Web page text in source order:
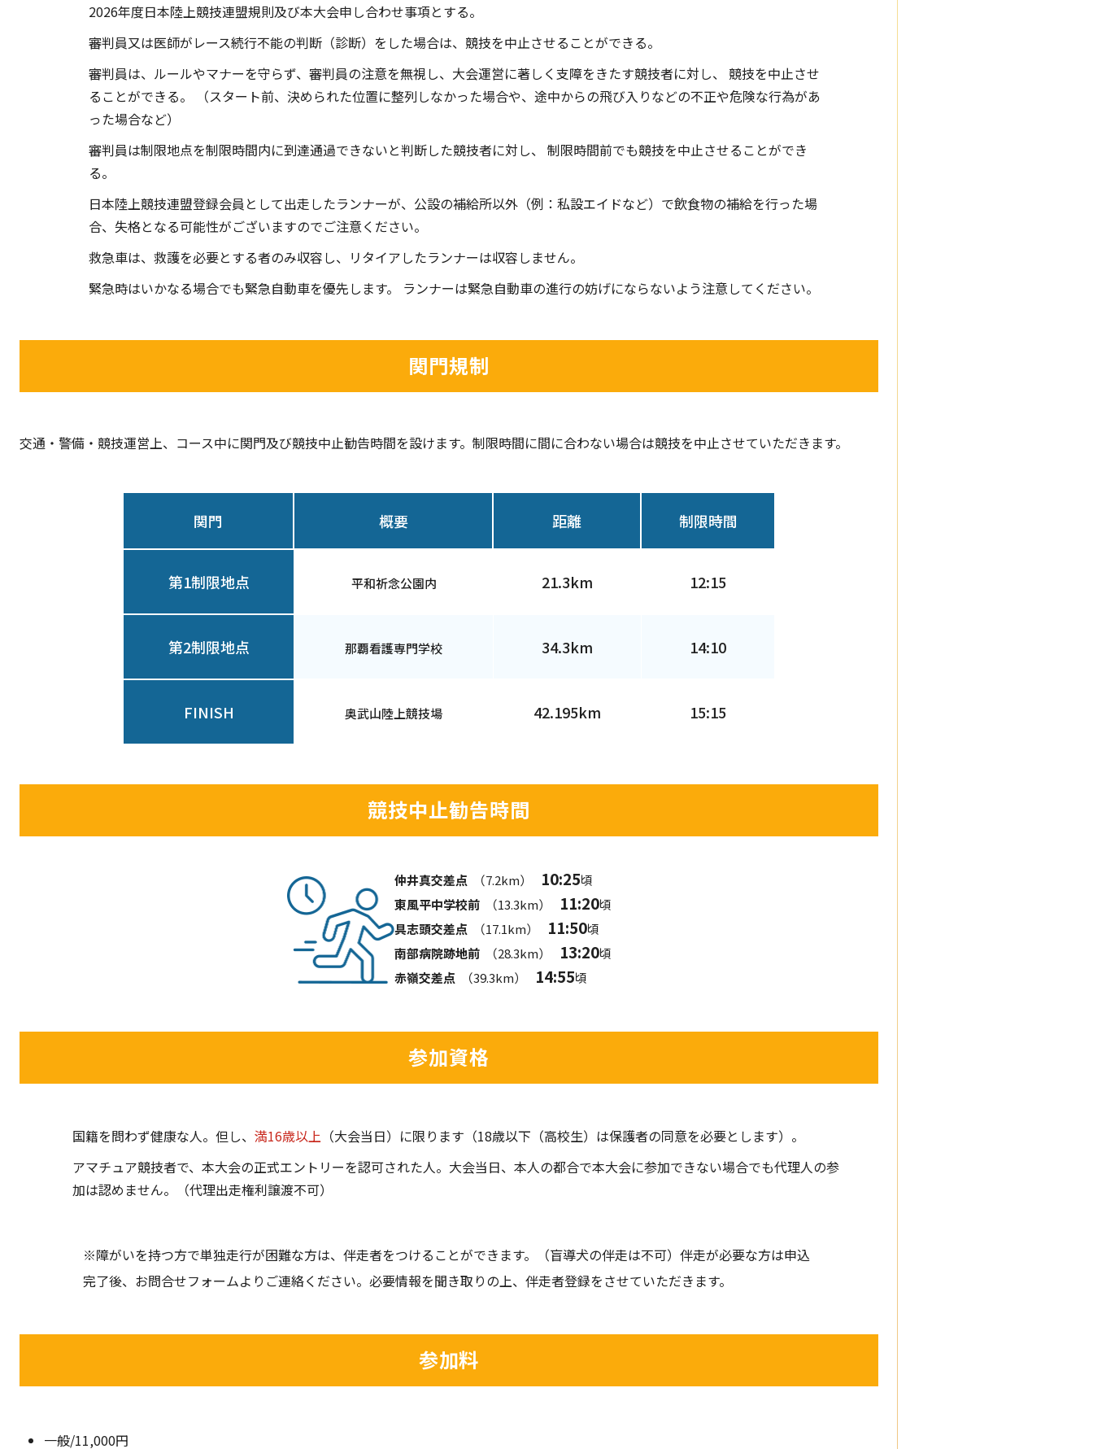
2026年度日本陸上競技連盟規則及び本大会申し合わせ事項とする。
審判員又は医師がレース続行不能の判断（診断）をした場合は、競技を中止させることができる。
審判員は、ルールやマナーを守らず、審判員の注意を無視し、大会運営に著しく支障をきたす競技者に対し、 競技を中止させ
ることができる。 （スタート前、決められた位置に整列しなかった場合や、途中からの飛び入りなどの不正や危険な行為があ
った場合など）
審判員は制限地点を制限時間内に到達通過できないと判断した競技者に対し、 制限時間前でも競技を中止させることができ
る。
日本陸上競技連盟登録会員として出走したランナーが、公設の補給所以外（例：私設エイドなど）で飲食物の補給を行った場
合、失格となる可能性がございますのでご注意ください。
救急車は、救護を必要とする者のみ収容し、リタイアしたランナーは収容しません。
緊急時はいかなる場合でも緊急自動車を優先します。 ランナーは緊急自動車の進行の妨げにならないよう注意してください。
関門規制
交通・警備・競技運営上、コース中に関門及び競技中止勧告時間を設けます。制限時間に間に合わない場合は競技を中止させていただきます。
関門 概要 距離 制限時間
第1制限地点 平和祈念公園内 21.3km 12:15
第2制限地点 那覇看護専門学校 34.3km 14:10
FINISH 奥武山陸上競技場 42.195km 15:15
競技中止勧告時間
仲井真交差点 （7.2km） 10:25頃
東風平中学校前
（13.3km） 11:20頃
具志頭交差点
（17.1km） 11:50頃
南部病院跡地前
（28.3km） 13:20頃
赤嶺交差点
（39.3km） 14:55頃
参加資格
国籍を問わず健康な人。但し、 満16歳以上 （大会当日）に限ります（18歳以下（高校生）は保護者の同意を必要とします）。
アマチュア競技者で、本大会の正式エントリーを認可された人。大会当日、本人の都合で本大会に参加できない場合でも代理人の参
加は認めません。（代理出走権利譲渡不可）
※障がいを持つ方で単独走行が困難な方は、伴走者をつけることができます。（盲導犬の伴走は不可）伴走が必要な方は申込
完了後、お問合せフォームよりご連絡ください。必要情報を聞き取りの上、伴走者登録をさせていただきます。
参加料
一般/11,000円